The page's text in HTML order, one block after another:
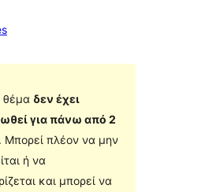
θέμα δεν έχει
για πάνω από 2
Μπορεί πλέον να μην
ή να
και μπορεί να